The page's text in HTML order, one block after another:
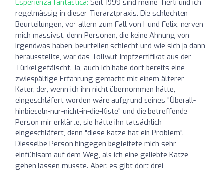
Esperienza fantastica: Seit 1999 sind meine Tierli und ich
regelmässig in dieser Tierarztpraxis. Die schlechten
Beurteilungen, vor allem zum Fall von Hund Felix, nerven
mich massivst, denn Personen, die keine Ahnung von
irgendwas haben, beurteilen schlecht und wie sich ja dann
herausstellte, war das Tollwut-Impfzertifikat aus der
Türkei gefälscht. Ja, auch ich habe dort bereits eine
zwiespältige Erfahrung gemacht mit einem älteren
Kater, der, wenn ich ihn nicht übernommen hätte,
eingeschläfert worden wäre aufgrund seines "Überall-
hinbieseln-nur-nicht-in-die-Kiste" und die betreffende
Person mir erklärte, sie hätte ihn tatsächlich
eingeschläfert, denn "diese Katze hat ein Problem".
Diesselbe Person hingegen begleitete mich sehr
einfühlsam auf dem Weg, als ich eine geliebte Katze
gehen lassen musste. Aber: es gibt dort drei